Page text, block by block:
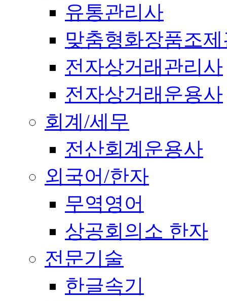
유통관리사
맞춤형화장품조
전자상거래관리사
전자상거래운용사
회계/세무
전산회계운용사
외국어/한자
무역영어
상공회의소 한자
전문기술
한글속기